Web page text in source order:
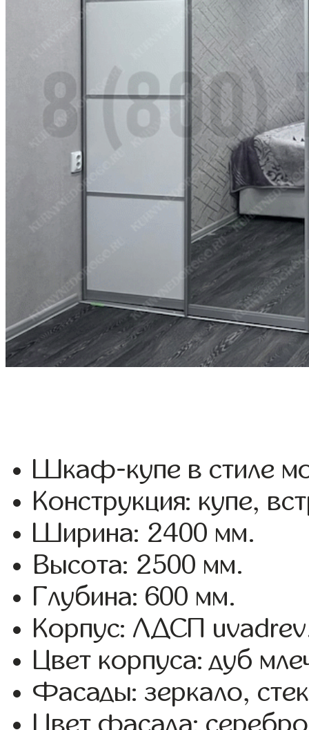
Шкаф-купе в стиле
Конструкция: купе,
Ширина: 2400 мм.
Высота: 2500 мм.
Глубина: 600 мм.
Корпус: ЛДСП
Цвет корпуса: дуб
Фасады: зеркало,
Цвет фасада: